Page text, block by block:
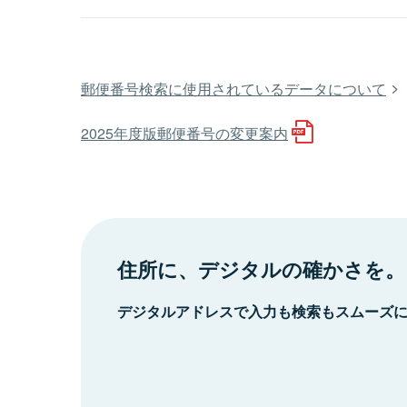
郵便番号検索に使用されているデータについて
2025年度版郵便番号の変更案内
住所に、デジタルの確かさを。
デジタルアドレスで入力も検索もスムーズ